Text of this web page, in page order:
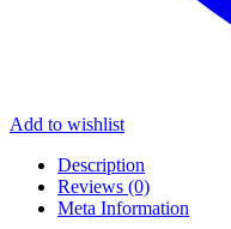
Add to wishlist
Description
Reviews (0)
Meta Information